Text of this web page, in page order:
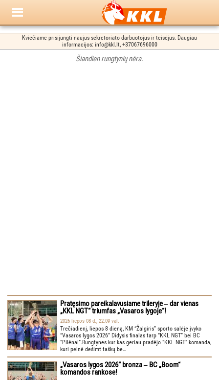
Kviečiame prisijungti naujus sekretoriato darbuotojus ir teisėjus. Daugiau
informacijos: info@kkl.lt, +37067696000
Šiandien rungtynių nėra.
Pratęsimo pareikalavusiame trileryje ‒ dar vienas
„KKL NGT“ triumfas „Vasaros lygoje“!
2026 liepos 08 d., 22:09 val.
Trečiadienį, liepos 8 dieną, KM “Žalgiris” sporto salėje įvyko
“Vasaros lygos 2026” Didysis finalas tarp “KKL NGT” bei BC
“Pilėnai”.Rungtynes kur kas geriau pradėjo “KKL NGT” komanda,
kuri pelnė dešimt taškų be…
„Vasaros lygos 2026“ bronza ‒ BC „Boom“
komandos rankose!